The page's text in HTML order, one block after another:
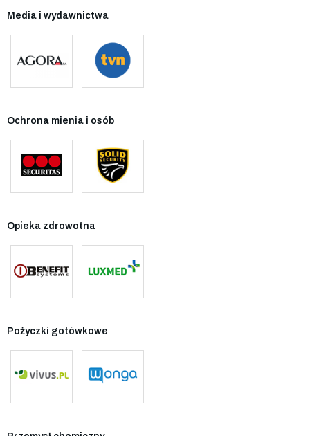
Media i wydawnictwa
Ochrona mienia i osób
Opieka zdrowotna
Pożyczki gotówkowe